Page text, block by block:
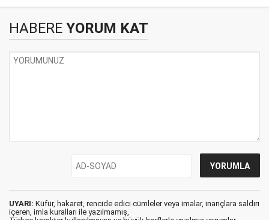
HABERE YORUM KAT
UYARI: Küfür, hakaret, rencide edici cümleler veya imalar, inançlara saldırı
içeren, imla kuralları ile yazılmamış,